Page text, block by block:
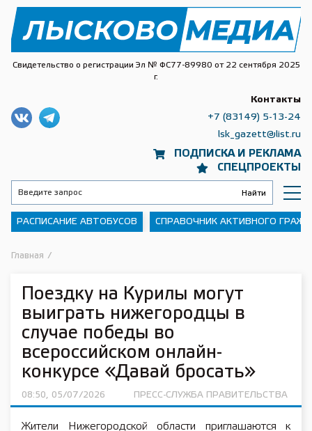
Свидетельство о регистрации Эл № ФС77-89980 от 22 сентября 2025
г.
ПОДПИСКА И РЕКЛАМА
СПЕЦПРОЕКТЫ
Контакты
+7 (83149) 5-13-24
lsk_gazett@list.ru
РАСПИСАНИЕ АВТОБУСОВ СПРАВОЧНИК АКТИВНОГО
Главная /
Поездку на Курилы могут
выиграть нижегородцы в
случае победы во
всероссийском онлайн-
конкурсе «Давай бросать»
08:50, 05/07/2026 ПРЕСС-СЛУЖБА ПРАВИТЕЛЬСТВА
Жители Нижегородской области приглашаются к